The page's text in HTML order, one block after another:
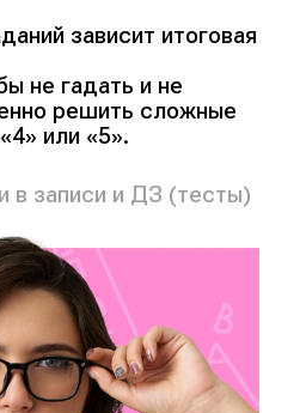
зависит итоговая
не гадать и не
решить сложные
или «5».
в записи и ДЗ (тесты)